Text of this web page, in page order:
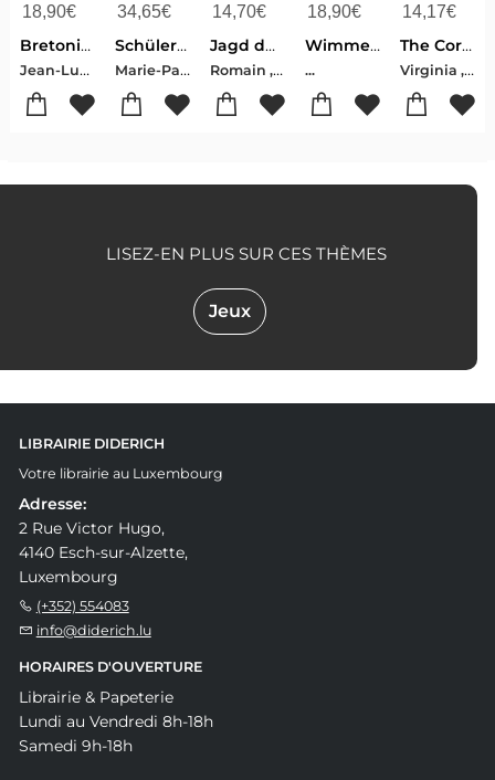
18,90€
Bretonischer Glanz
Jean-Luc , Bannalec
34,65€
Schülerbuch - Édition française
Marie-Paule , Eyschen-Simone , Kayser-Véronique , Krettels-Guido , Lessing-Michele , Schilt-Marc , Schoentgen
14,70€
Jagd durch Luxemburg
Romain , Haas
18,90€
Wimmelbuch Lëtzebuerg Luxemburg Luxembourg
...
14,17€
The Correspondent
Virginia , Evans
Jeux
LISEZ-EN PLUS SUR CES THÈMES
LIBRAIRIE DIDERICH
Votre librairie au Luxembourg
Adresse:
2 Rue Victor Hugo,
4140 Esch-sur-Alzette,
Luxembourg
(+352) 554083
info@diderich.lu
HORAIRES D'OUVERTURE
Librairie & Papeterie
Lundi au Vendredi 8h-18h
Samedi 9h-18h